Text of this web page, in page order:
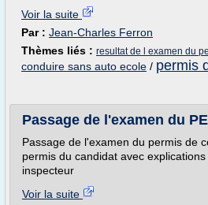
Voir la suite
Par : Jean-Charles Ferron
Thèmes liés : resultat de l examen du
conduire sans auto ecole / permis
Passage de l'examen du
Passage de l'examen du permis de
permis du candidat avec
inspecteur
Voir la suite